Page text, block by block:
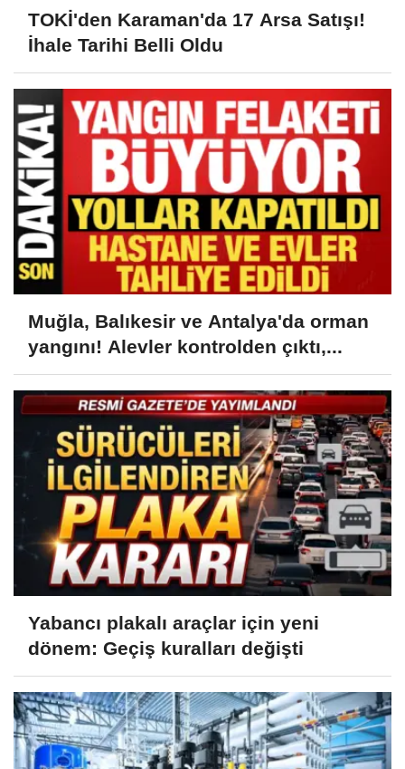
TOKİ'den Karaman'da 17 Arsa Satışı!
İhale Tarihi Belli Oldu
Muğla, Balıkesir ve Antalya'da orman
yangını! Alevler kontrolden çıktı,...
Yabancı plakalı araçlar için yeni
dönem: Geçiş kuralları değişti